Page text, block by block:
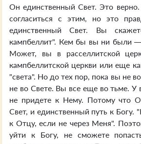
Он единственный Свет. Это
согласиться с этим, но это
единственный Свет. Вы
кампбеллит". Кем бы вы ни были
Может, вы в расселлитской
кампбеллитской церкви или еще
"света". Но до тех пор, пока вы не
не во Свете. Вы все еще во тьме. У
не придете к Нему. Потому что
Свет, и единственный путь к Богу.
к Отцу, если не через Меня".
уйти к Богу, не сможете